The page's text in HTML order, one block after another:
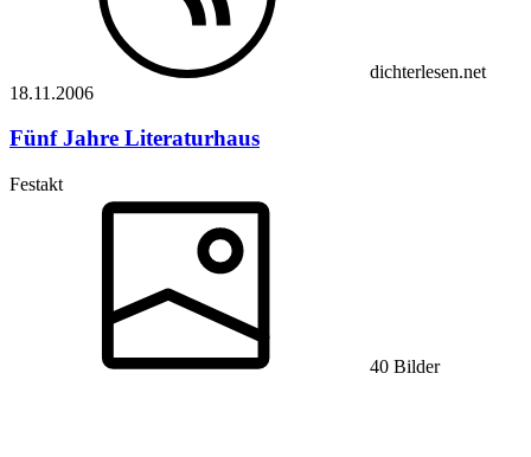
dichterlesen.net
18.11.2006
Fünf Jahre Literaturhaus
Festakt
40 Bilder